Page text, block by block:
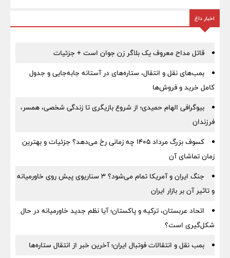
اخبار داغ
قاتل مداح معروف یک بلاگر زن جوان است + جزئیات
بمب‌های نقل و انتقال، ستاره‌های در آستانه جابه‌جایی و جدول
کامل خرید و فروش‌ها
بیوگرافی الهام حمیدی؛ از شروع بازیگری تا زندگی شخصی، همسر،
فرزندان
کسوف بزرگ مرداد ۱۴۰۵ چه زمانی رخ می‌دهد؟ جزئیات و بهترین
زمان تماشای آن
جنگ ایران و آمریکا تمام می‌شود؟ ۳ سناریوی پیش روی خاورمیانه
و تاثیر آن بر بازار ایران
اتحاد عربستان، ترکیه و پاکستان؛ آیا نظم جدید خاورمیانه در حال
شکل‌گیری است؟
بمب نقل‌ و انتقالات فوتبال ایران؛ آخرین خبر از انتقال ستاره‌ها